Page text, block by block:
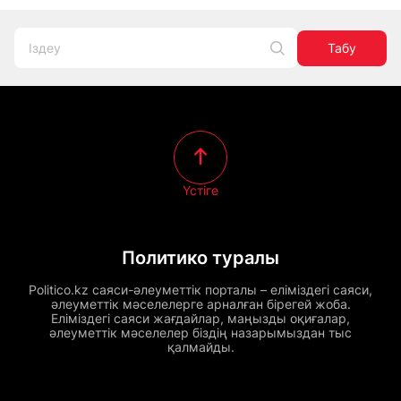
Табу
Политико туралы
Politico.kz саяси-әлеуметтік порталы – еліміздегі саяси,
әлеуметтік мәселелерге арналған бірегей жоба.
Еліміздегі саяси жағдайлар, маңызды оқиғалар,
әлеуметтік мәселелер біздің назарымыздан тыс
қалмайды.
Үстіге